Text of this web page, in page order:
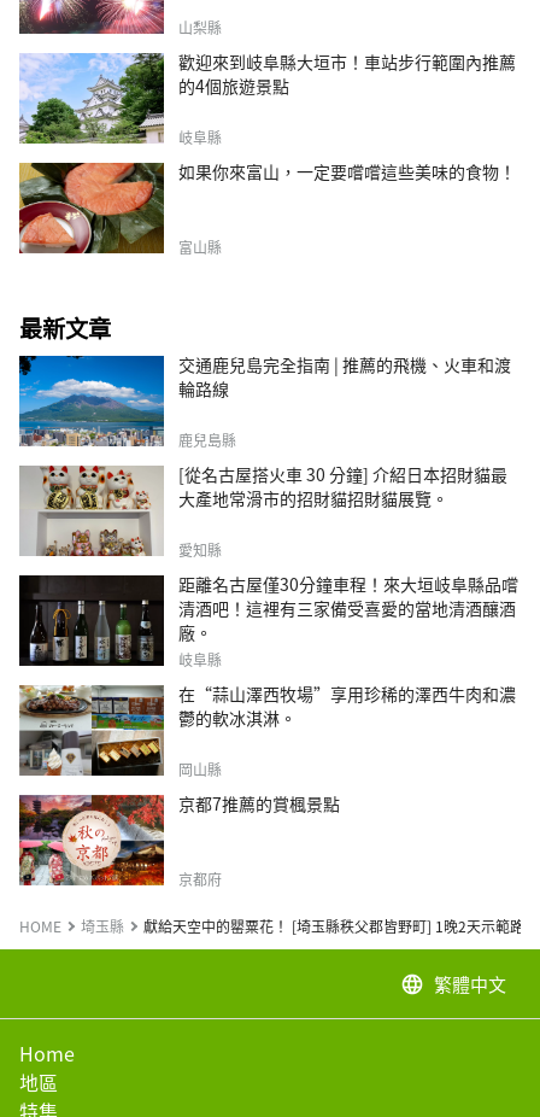
山梨縣
歡迎來到岐阜縣大垣市！車站步行範圍內推薦
的4個旅遊景點
岐阜縣
如果你來富山，一定要嚐嚐這些美味的食物！
富山縣
最新文章
交通鹿兒島完全指南 | 推薦的飛機、火車和渡
輪路線
鹿兒島縣
[從名古屋搭火車 30 分鐘] 介紹日本招財貓最
大產地常滑市的招財貓招財貓展覽。
愛知縣
距離名古屋僅30分鐘車程！來大垣岐阜縣品嚐
清酒吧！這裡有三家備受喜愛的當地清酒釀酒
廠。
岐阜縣
在“蒜山澤西牧場”享用珍稀的澤西牛肉和濃
鬱的軟冰淇淋。
岡山縣
京都7推薦的賞楓景點
京都府
HOME 埼玉縣 獻給天空中的罌粟花！ [埼玉縣秩父郡皆野町] 1晚2天示範路
language 繁體中文
Home
地區
特集